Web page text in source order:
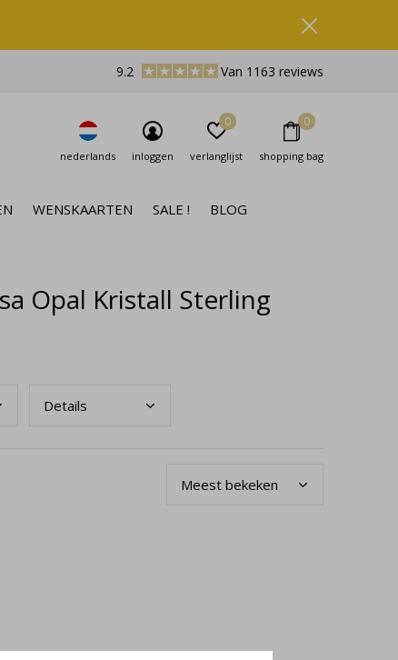
WENSKAARTEN SALE ! BLOG
nederlands inloggen verlanglijst
0
shopping bag
0
9.2 Van 1163 reviews
Opal Kristall Sterling
Details